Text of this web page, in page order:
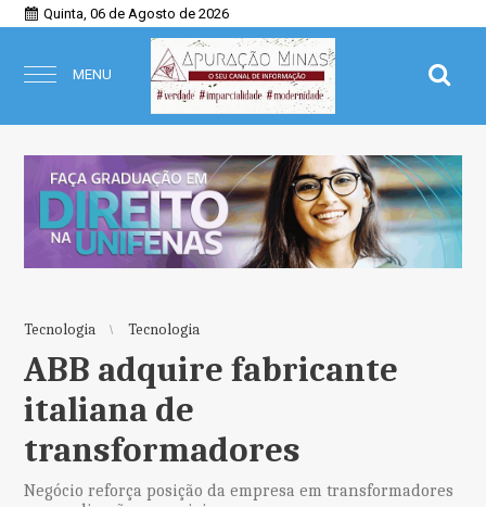
Quinta, 06 de Agosto de 2026
MENU
Tecnologia Tecnologia
ABB adquire fabricante
italiana de
transformadores
Negócio reforça posição da empresa em transformadores